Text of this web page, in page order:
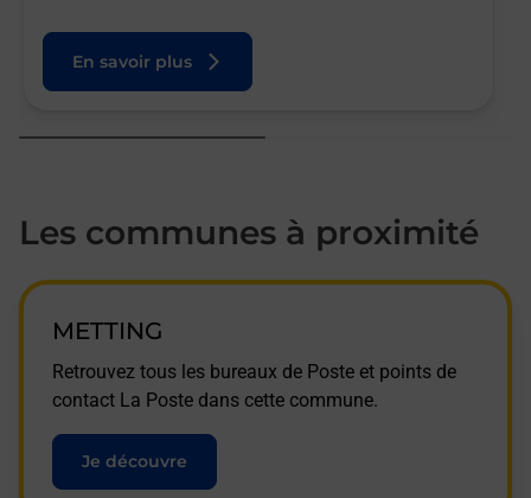
En savoir plus
Les communes à proximité
METTING
Retrouvez tous les bureaux de Poste et points de
contact La Poste dans cette commune.
Je découvre